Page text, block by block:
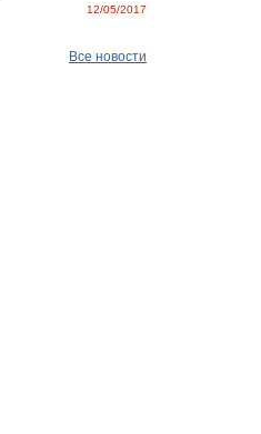
12/05/2017
Все новости